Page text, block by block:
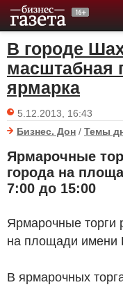
В городе
масштабная
ярмарка
5.12.2013, 16:43
Бизнес. Дон / Темы
Ярмарочные
города на
7:00 до 15:00
Ярмарочные торги
на площади имени
В ярмарочных